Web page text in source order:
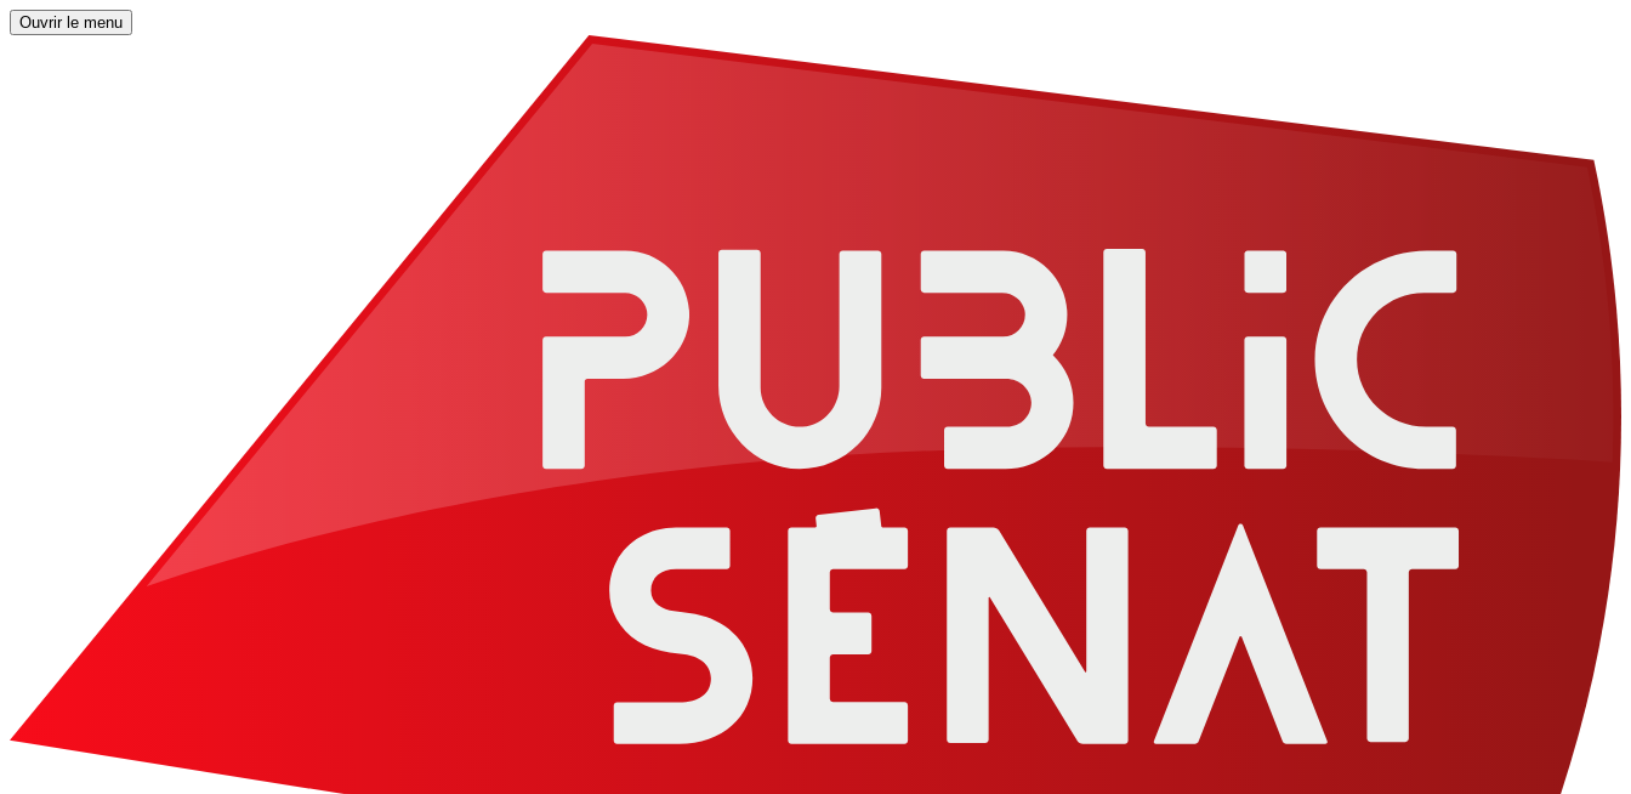
Ouvrir le menu